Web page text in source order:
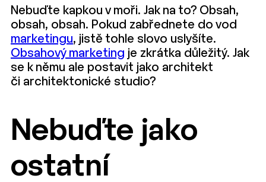
Nebuďte kapkou v moři. Jak na to? Obsah,
obsah, obsah. Pokud zabřednete do vod
marketingu, jistě tohle slovo uslyšíte.
Obsahový marketing je zkrátka důležitý. Jak
se k němu ale postavit jako architekt
či architektonické studio?
Nebuďte jako
ostatní